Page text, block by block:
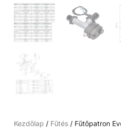
Kezdőlap / Fűtés / Fűtőpatron